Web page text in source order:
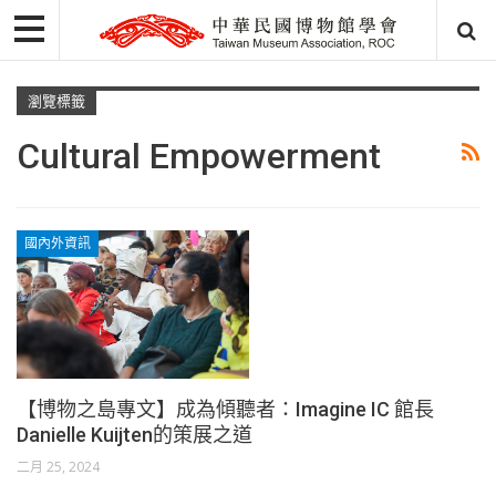
瀏覽標籤
Cultural Empowerment
國內外資訊
【博物之島專文】成為傾聽者：Imagine IC 館長
Danielle Kuijten的策展之道
二月 25, 2024